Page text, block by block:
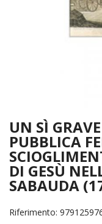
UN SÌ
PUBBLICA
DI GESÙ
SABAUDA
Riferimento: